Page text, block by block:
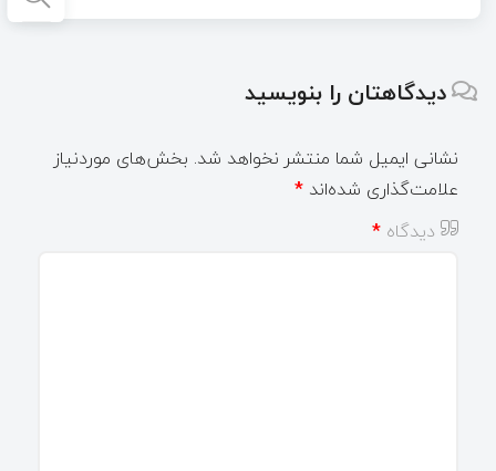
دیدگاهتان را بنویسید
نشانی ایمیل شما منتشر نخواهد شد. بخش‌های موردنیاز
علامت‌گذاری شده‌اند *
دیدگاه *